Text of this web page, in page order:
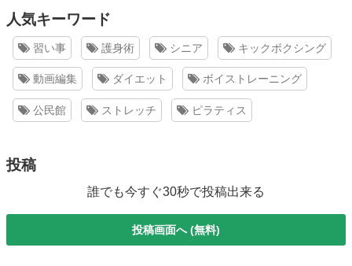
人気キーワード
習い事 護身術 シニア キックボクシング
動画編集 ダイエット ボイストレーニング
公民館 ストレッチ ピラティス
投稿
誰でも今すぐ30秒で投稿出来る
投稿画面へ (無料)